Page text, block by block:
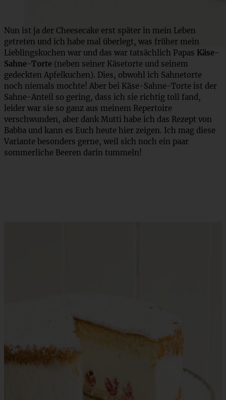
Nun ist ja der Cheesecake erst später in mein Leben
getreten und ich habe mal überlegt, was früher mein
Lieblingskuchen war und das war tatsächlich Papas Käse-
Sahne-Torte (neben seiner Käsetorte und seinem
gedeckten Apfelkuchen). Dies, obwohl ich Sahnetorte
noch niemals mochte! Aber bei Käse-Sahne-Torte ist der
Sahne-Anteil so gering, dass ich sie richtig toll fand,
leider war sie so ganz aus meinem Repertoire
verschwunden, aber dank Mutti habe ich das Rezept von
Babba und kann es Euch heute hier zeigen. Ich mag diese
Variante besonders gerne, weil sich noch ein paar
sommerliche Beeren darin tummeln!